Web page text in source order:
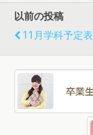
以前の投稿
11月学科予定表